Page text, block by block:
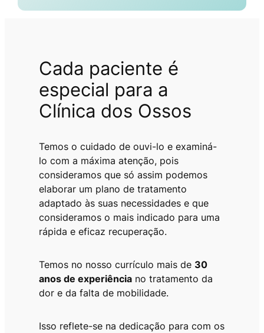
Cada paciente é
especial para a
Clínica dos Ossos
Temos o cuidado de ouvi-lo e examiná-
lo com a máxima atenção, pois
consideramos que só assim podemos
elaborar um plano de tratamento
adaptado às suas necessidades e que
consideramos o mais indicado para uma
rápida e eficaz recuperação.
Temos no nosso currículo mais de 30
anos de experiência no tratamento da
dor e da falta de mobilidade.
Isso reflete-se na dedicação para com os